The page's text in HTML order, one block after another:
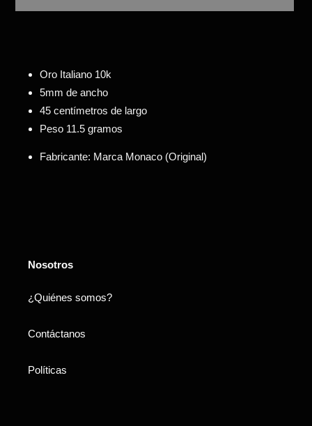
carrito
Oro Italiano 10k
5mm de ancho
45 centímetros de largo
Peso 11.5 gramos
Fabricante: Marca Monaco (Original)
Nosotros
¿Quiénes somos?
Contáctanos
Políticas